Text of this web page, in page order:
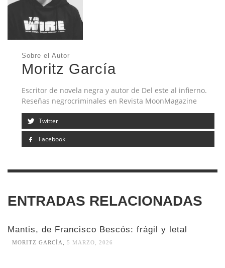
Sobre el Autor
Moritz García
Escritor de novela negra y autor de Del este al infierno.
Reseñas negrocriminales en Revista MoonMagazine
Twitter
Facebook
ENTRADAS RELACIONADAS
Mantis, de Francisco Bescós: frágil y letal
MORITZ GARCÍA 5 MARZO, 2026